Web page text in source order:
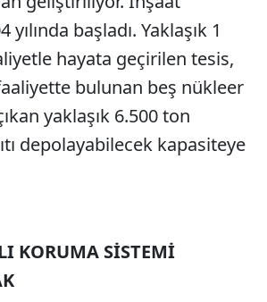
yılında başladı. Yaklaşık 1
hayata geçirilen tesis,
bulunan beş nükleer
yaklaşık 6.500 ton
depolayabilecek kapasiteye
KORUMA SİSTEMİ